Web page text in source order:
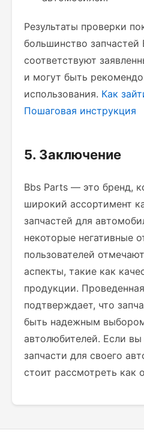
Результаты проверки
большинство запчастей
соответствуют
и могут быть
использования. Как
Пошаговая инструкция
5. Заключение
Bbs Parts — это бренд,
широкий ассортимент
запчастей для
некоторые негативные
пользователей
аспекты, такие как
продукции.
подтверждает, что
быть надежным
автолюбителей. Если
запчасти для своего
стоит рассмотреть как